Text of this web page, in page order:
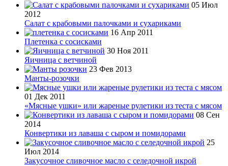
05 Июл
2012
Салат с крабовыми палочками и сухариками
16 Апр 2011
Плетенка с сосисками
30 Ноя 2011
Яичница с ветчиной
23 Фев 2013
Манты-розочки
01 Дек 2011
«Мясные ушки» или жареные рулетики из теста с мясом
08 Сен
2014
Конвертики из лаваша с сыром и помидорами
25
Июл 2014
Закусочное сливочное масло с селедочной икрой